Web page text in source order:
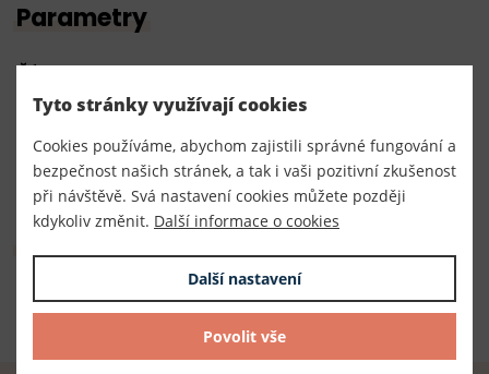
Parametry
Číslo produktu:
310039
Dodavatel
TKACZIK s.r.o.
Tyto stránky využívají cookies
Cookies používáme, abychom zajistili správné fungování a
bezpečnost našich stránek, a tak i vaši pozitivní zkušenost
při návštěvě. Svá nastavení cookies můžete později
kdykoliv změnit. Další informace o cookies
Další nastavení
Povolit vše